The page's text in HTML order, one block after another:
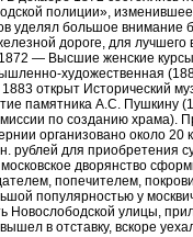
полиции»,
уделял большое внимание
дороге, для
1872 — Высшие женские
художественная
открыт Исторический
памятника А.С. Пушкину
по созданию храма).
организовано около 20
рублей для приобретения
дворянство
попечителем,
популярностью у
Новослободской улицы,
в отставку, вскоре